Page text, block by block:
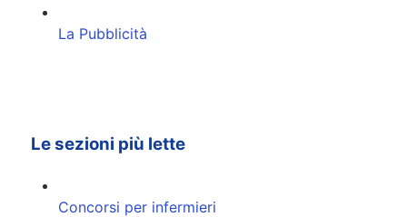
La Pubblicità
Le sezioni più lette
Concorsi per infermieri